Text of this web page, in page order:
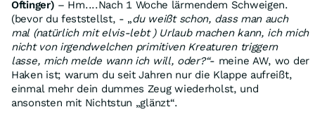
Oftinger) – Hm....Nach 1 Woche lärmendem Schweigen.
(bevor du feststellst, - „du weißt schon, dass man auch
mal (natürlich mit elvis-lebt ) Urlaub machen kann, ich mich
nicht von irgendwelchen primitiven Kreaturen triggern
lasse, mich melde wann ich will, oder?“- meine AW, wo der
Haken ist; warum du seit Jahren nur die Klappe aufreißt,
einmal mehr dein dummes Zeug wiederholst, und
ansonsten mit Nichtstun „glänzt“.